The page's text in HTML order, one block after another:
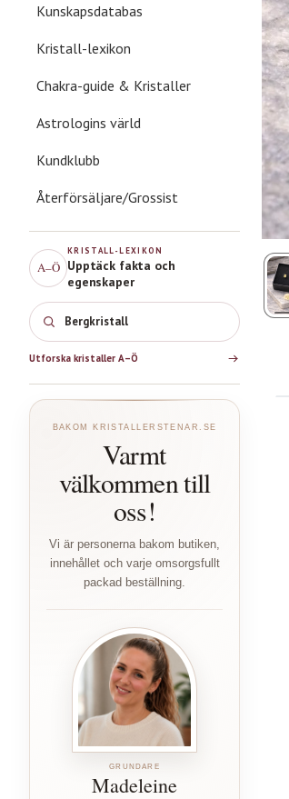
Kunskapsdatabas
Kristall-lexikon
Chakra-guide & Kristaller
Astrologins värld
Kundklubb
Återförsäljare/Grossist
A–Ö
KRISTALL-LEXIKON
Upptäck fakta och
egenskaper
Ro
Utforska kristaller A–Ö
BAKOM KRISTALLERSTENAR.SE
Varmt
välkommen till
oss!
Vi är personerna bakom butiken,
innehållet och varje omsorgsfullt
packad beställning.
GRUNDARE
Madeleine